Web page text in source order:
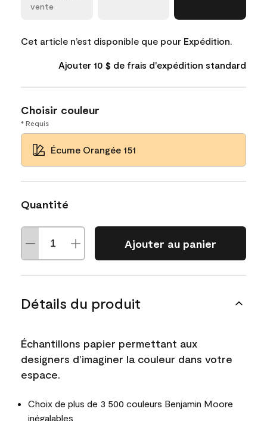
vente
Cet article n’est disponible que pour Expédition.
Ajouter 10 $ de frais d'expédition standard
Choisir couleur
* Requis
Écume Orangée 151
Quantité
Ajouter au panier
Détails du produit
Échantillons papier permettant aux
designers d’imaginer la couleur dans votre
espace.
Choix de plus de 3 500 couleurs Benjamin Moore
inégalables